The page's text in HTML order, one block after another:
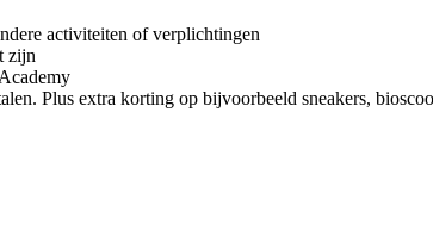
activiteiten of verplichtingen
zijn
Plus extra korting op bijvoorbeeld sneakers,